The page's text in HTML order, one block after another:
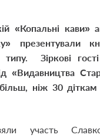
«Копальні кави»
презентували
типу. Зіркові
«Видавництва
ніж 30 діткам
участь